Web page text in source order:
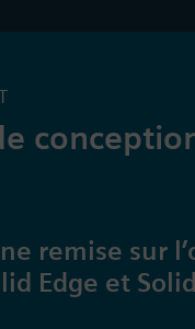
remise sur
Edge et